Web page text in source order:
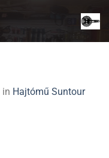
in Hajtómű Suntour